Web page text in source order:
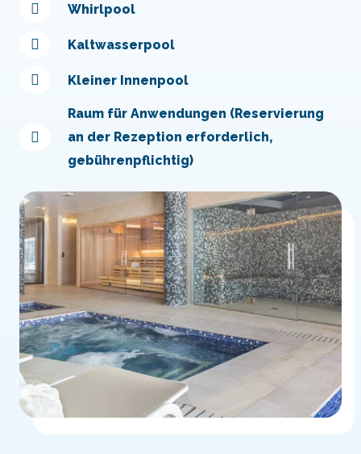
Whirlpool
Kaltwasserpool
Kleiner Innenpool
Raum für Anwendungen (Reservierung
an der Rezeption erforderlich,
gebührenpflichtig)